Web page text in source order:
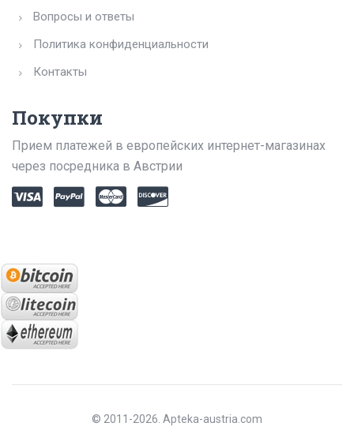
Вопросы и ответы
Политика конфиденциальности
Контакты
Покупки
Прием платежей в европейских интернет-магазинах
через посредника в Австрии
© 2011-2026. Apteka-austria.com